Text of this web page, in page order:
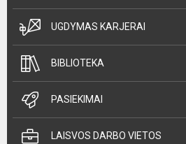
UGDYMAS KARJERAI
BIBLIOTEKA
PASIEKIMAI
LAISVOS DARBO VIETOS